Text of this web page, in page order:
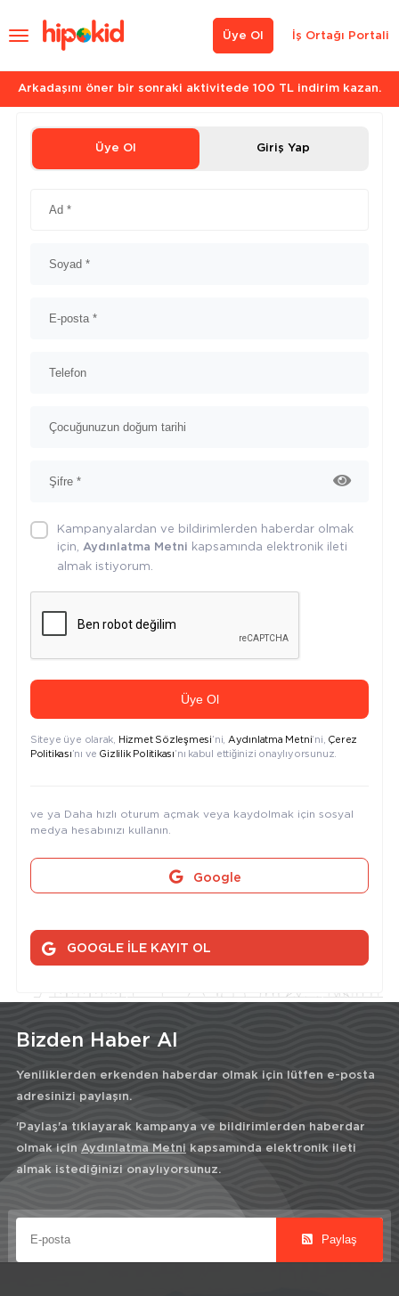
İş Ortağı Portali
Üye Ol
Arkadaşını öner bir sonraki aktivitede 100 TL indirim kazan.
Üye Ol Giriş Yap
Kampanyalardan ve bildirimlerden haberdar olmak
için, Aydınlatma Metni kapsamında elektronik ileti
almak istiyorum.
Üye Ol
Siteye üye olarak, Hizmet Sözleşmesi’ni, Aydınlatma Metni’ni, Çerez
Politikası’nı ve Gizlilik Politikası’nı kabul ettiğinizi onaylıyorsunuz.
ve ya Daha hızlı oturum açmak veya kaydolmak için sosyal
medya hesabınızı kullanın.
Google
GOOGLE İLE KAYIT OL
Bizden Haber Al
Yeniliklerden erkenden haberdar olmak için lütfen e-posta
adresinizi paylaşın.
'Paylaş'a tıklayarak kampanya ve bildirimlerden haberdar
olmak için Aydınlatma Metni kapsamında elektronik ileti
almak istediğinizi onaylıyorsunuz.
Paylaş